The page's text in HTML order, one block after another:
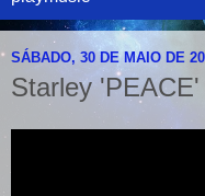
SÁBADO, 30 DE MAIO DE
Starley